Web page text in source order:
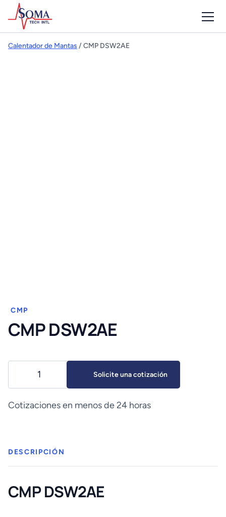
Calentador de Mantas / CMP DSW2AE
CMP
CMP DSW2AE
DSW2AE
cantidad
Solicite una cotización
Cotizaciones en menos de 24 horas
DESCRIPCIÓN
CMP DSW2AE